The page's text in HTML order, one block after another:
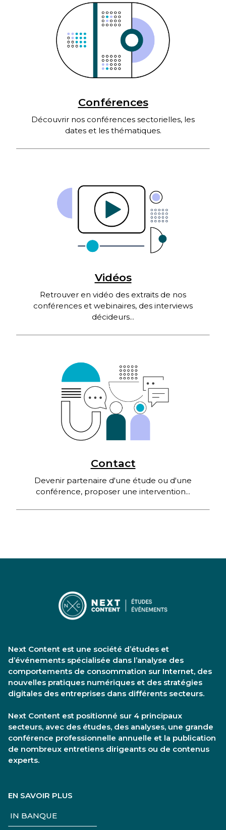
Conférences
Découvrir nos conférences sectorielles, les
dates et les thématiques.
Vidéos
Retrouver en vidéo des extraits de nos
conférences et webinaires, des interviews
décideurs...
Contact
Devenir partenaire d'une étude ou d'une
conférence, proposer une intervention...
Next Content est une société d’études et
d’événements spécialisée dans l’analyse des
comportements de consommation sur Internet, des
nouvelles pratiques numériques et des stratégies
digitales des entreprises dans différents secteurs.
Next Content est positionné sur 4 principaux
secteurs, avec des études, des analyses, une grande
conférence professionnelle annuelle et la publication
de nombreux entretiens dirigeants ou de contenus
experts.
EN SAVOIR PLUS
IN BANQUE